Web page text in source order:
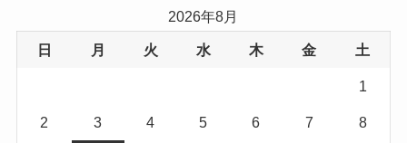
2026年8月
日 月 火 水 木 金 土
1
2 3 4 5 6 7 8